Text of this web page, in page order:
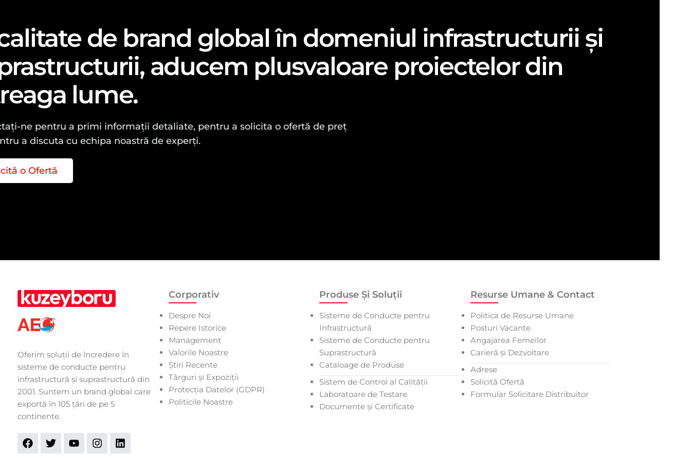
de brand global în domeniul infrastructurii și
aducem plusvaloare proiectelor din
lume.
ne pentru a primi informații detaliate, pentru a solicita o ofertă de preț
a discuta cu echipa noastră de experți.
o Ofertă
Oferim soluții de încredere în
sisteme de conducte pentru
infrastructură și suprastructură din
2001. Suntem un brand global care
exportă în 105 țări de pe 5
continente.
Corporativ
Despre Noi
Repere Istorice
Management
Valorile Noastre
Știri Recente
Târguri și Expoziții
Protecția Datelor (GDPR)
Politicile Noastre
Produse Și Soluții
Sisteme de Conducte pentru
Infrastructură
Sisteme de Conducte pentru
Suprastructură
Cataloage de Produse
Sistem de Control al Calității
Laboratoare de Testare
Documente și Certificate
Resurse Umane & Contact
Politica de Resurse Umane
Posturi Vacante
Angajarea Femeilor
Carieră și Dezvoltare
Adrese
Solicită Ofertă
Formular Solicitare Distribuitor